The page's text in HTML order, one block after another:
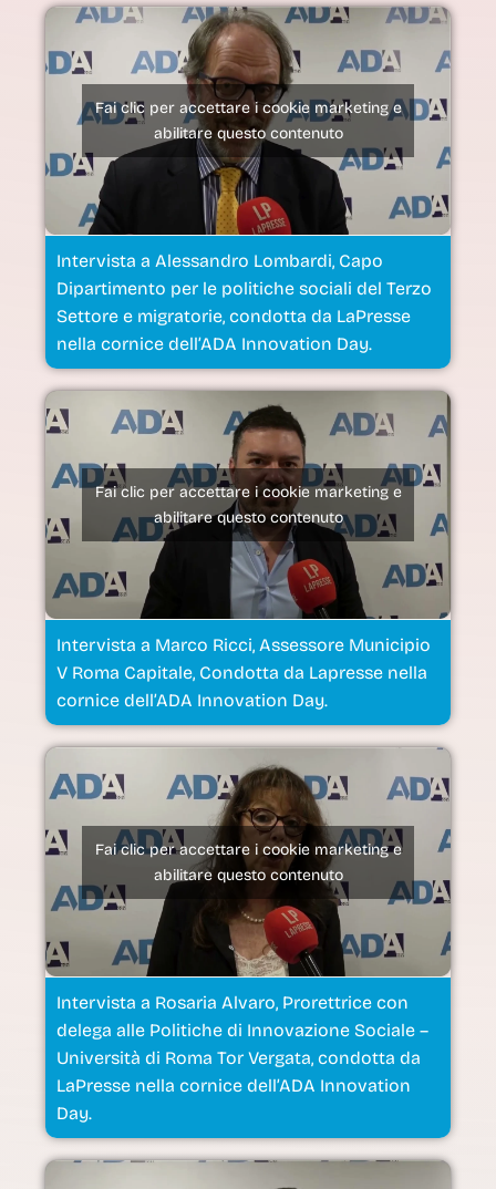
caratteristiche e funzioni.
Accetta
Nega
Visualizza preferenze
Cookie Policy Dichiarazione sulla Privacy
Fai clic per accettare i cookie marketing e
abilitare questo contenuto
Intervista a Alessandro Lombardi, Capo
Dipartimento per le politiche sociali del Terzo
Settore e migratorie, condotta da LaPresse
nella cornice dell’ADA Innovation Day.
Fai clic per accettare i cookie marketing e
abilitare questo contenuto
Intervista a Marco Ricci, Assessore Municipio
V Roma Capitale, Condotta da Lapresse nella
cornice dell’ADA Innovation Day.
Fai clic per accettare i cookie marketing e
abilitare questo contenuto
Intervista a Rosaria Alvaro, Prorettrice con
delega alle Politiche di Innovazione Sociale –
Università di Roma Tor Vergata, condotta da
LaPresse nella cornice dell’ADA Innovation
Day.